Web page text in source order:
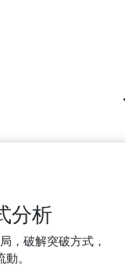
分析
，破解突破方式，
。